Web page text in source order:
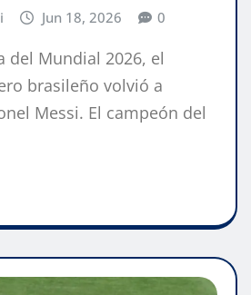
Jun 18, 2026 0
del Mundial 2026, el
brasileño volvió a
Messi. El campeón del